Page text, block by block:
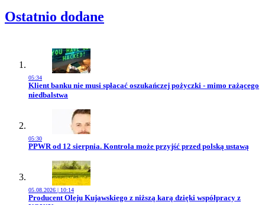
Ostatnio dodane
05:34
Przejdź do artykułu:
Klient banku nie musi spłacać oszukańczej pożyczki - mimo rażącego
niedbalstwa
05:30
Przejdź do artykułu:
PPWR od 12 sierpnia. Kontrola może przyjść przed polską ustawą
05.08.2026 | 10:14
Przejdź do artykułu:
Producent Oleju Kujawskiego z niższą karą dzięki współpracy z